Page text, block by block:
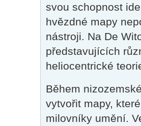
svou schopnost
hvězdné mapy
nástroji. Na De
představujících
heliocentrické
Během
vytvořit mapy,
milovníky umění.